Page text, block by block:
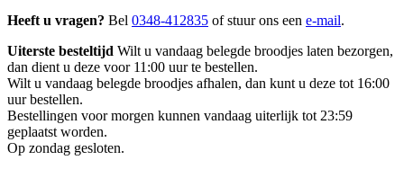
Heeft u vragen? Bel 0348-412835 of stuur ons een e-mail.
Uiterste besteltijd Wilt u vandaag belegde broodjes laten bezorgen,
dan dient u deze voor 11:00 uur te bestellen.
Wilt u vandaag belegde broodjes afhalen, dan kunt u deze tot 16:00
uur bestellen.
Bestellingen voor morgen kunnen vandaag uiterlijk tot 23:59
geplaatst worden.
Op zondag gesloten.